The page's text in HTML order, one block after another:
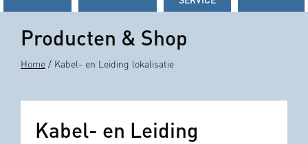
Producten & Shop
Home / Kabel- en Leiding lokalisatie
Kabel- en Leiding